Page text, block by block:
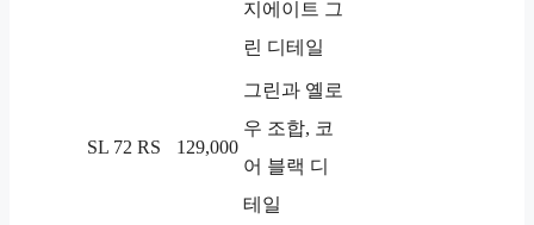
지에이트 그
린 디테일
SL 72 RS 129,000
그린과 옐로
우 조합, 코
어 블랙 디
테일